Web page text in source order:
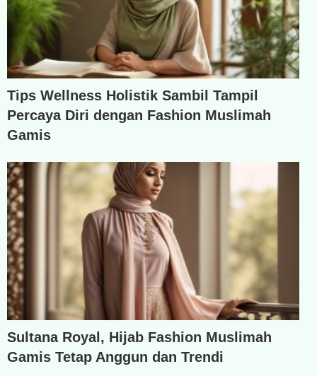
Tips Wellness Holistik Sambil Tampil
Percaya Diri dengan Fashion Muslimah
Gamis
Sultana Royal, Hijab Fashion Muslimah
Gamis Tetap Anggun dan Trendi